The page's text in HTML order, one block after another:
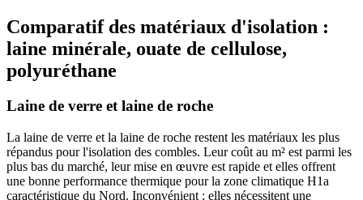
Comparatif des matériaux d'isolation :
laine minérale, ouate de cellulose,
polyuréthane
Laine de verre et laine de roche
La laine de verre et la laine de roche restent les matériaux les plus
répandus pour l'isolation des combles. Leur coût au m² est parmi les
plus bas du marché, leur mise en œuvre est rapide et elles offrent
une bonne performance thermique pour la zone climatique H1a
caractéristique du Nord. Inconvénient : elles nécessitent une